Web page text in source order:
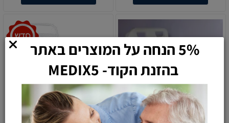
5% הנחה על המוצרים באתר
בהזנת הקוד- MEDIX5